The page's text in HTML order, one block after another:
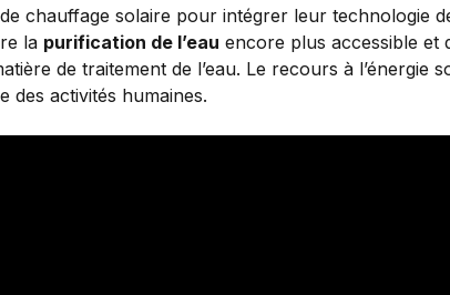
chauffage solaire pour intégrer leur technologie
la purification de l’eau encore plus accessible et
de traitement de l’eau. Le recours à l’énergie
des activités humaines.